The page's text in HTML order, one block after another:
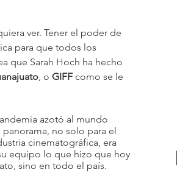
ver. Tener el poder de
para que todos los
que Sarah Hoch ha hecho
, o GIFF como se le
azotó al mundo
no solo para el
cinematográfica, era
equipo lo que hizo que hoy
sino en todo el país.